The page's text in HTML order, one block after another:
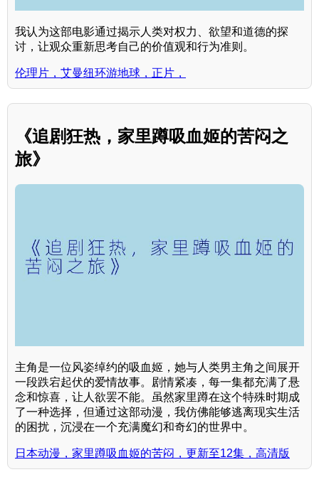
我认为这部电影通过揭示人类对权力、欲望和道德的探
讨，让观众重新思考自己的价值观和行为准则。
伦理片，艾曼纽环游地球，正片，
《追剧狂热，家里蹲吸血姬的苦闷之
旅》
主角是一位风姿绰约的吸血姬，她与人类男主角之间展开
一段跌宕起伏的爱情故事。剧情紧凑，每一集都充满了悬
念和惊喜，让人欲罢不能。虽然家里蹲在这个特殊时期成
了一种选择，但通过这部动漫，我仿佛能够逃离现实生活
的困扰，沉浸在一个充满魔幻和奇幻的世界中。
日本动漫，家里蹲吸血姬的苦闷，更新至12集，高清版